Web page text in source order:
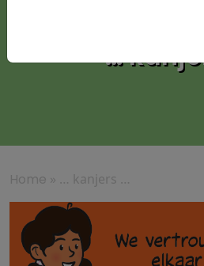
…
Home » … kanjers …